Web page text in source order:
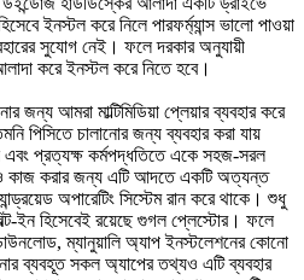
ইনস্টল করে নিলে পারফর্ম্যান্স ভালো পাওয়া
সুযোগ নেই। ফলে দরকার অনুযায়ী
করে ইনস্টল করে নিতে হবে।
জন্য আমরা মাল্টিমিডিয়া প্লেয়ার ব্যবহার করে
পিসিতে চালানোর জন্য ব্যবহার করা যায়
এবং প্রত্যক্ষ কর্মপদ্ধতিতে একে সহজ-সরল
কাজ করার জন্য এটি আদতে একটি অত্যন্ত
অপারেটিং সিস্টেম রান করে থাকে। শুধু
ইন হিসেবেই রয়েছে গুগল প্লেস্টোর। ফলে
ম্যানুয়ালি অ্যাপ ইনস্টলেশনের কোনো
ব্যবহূত সকল অ্যাপের তথ্যও এটি ব্যবহার